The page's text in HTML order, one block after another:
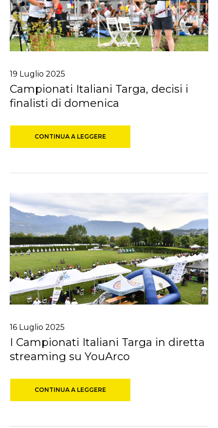
19 Luglio 2025
Campionati Italiani Targa, decisi i
finalisti di domenica
CONTINUA A LEGGERE
16 Luglio 2025
I Campionati Italiani Targa in diretta
streaming su YouArco
CONTINUA A LEGGERE